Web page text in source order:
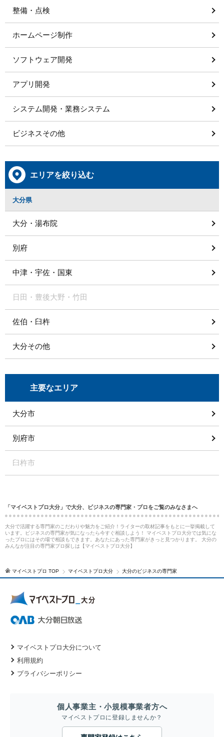
整備・点検
ホームページ制作
ソフトウェア開発
アプリ開発
システム開発・業務システム
ビジネスその他
エリアを絞り込む
大分県
大分・湯布院
別府
中津・宇佐・国東
日田・豊後大野・竹田
佐伯・臼杵
大分その他
主要なエリア
大分市
別府市
臼杵市
「マイベストプロ大分」で大分、ビジネスの専門家・プロをご覧のみなさまへ
大分で活躍する専門家のこだわりや魅力をご紹介！ライターの取材記事をもとに一挙掲載して
います。ビジネスの専門家が気になったら今すぐ相談しよう！ マイベストプロ大分では気にな
ったプロにはその場で相談もできます。あなたにあった専門家がきっと見つかります。 大分の
みんなが注目の専門家プロ探しは【マイベストプロ大分】
マイベストプロ TOP マイベストプロ大分 大分のビジネスの専門家
マイベストプロ大分について
利用規約
プライバシーポリシー
個人事業主・小規模事業者方へ
マイベストプロに登録しませんか？